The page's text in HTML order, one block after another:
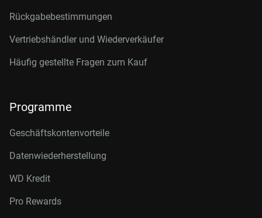
Rückgabebestimmungen
Vertriebshändler und Wiederverkäufer
Häufig gestellte Fragen zum Kauf
Programme
Geschäftskontenvorteile
Datenwiederherstellung
WD Kredit
Pro Rewards